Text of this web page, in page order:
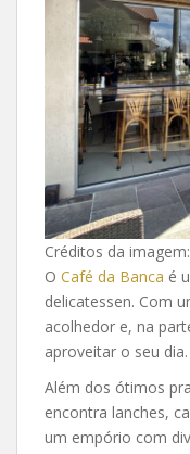
Créditos da
O Café da Banca é
delicatessen. Com
acolhedor e, na
aproveitar o seu dia.
Além dos ótimos
encontra lanches,
um empório com